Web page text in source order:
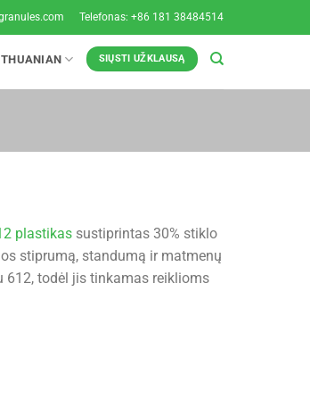
Telefonas: +86 181 38484514
SIŲSTI UŽKLAUSĄ
plastikas sustiprintas 30% stiklo
stiprumą, standumą ir matmenų
todėl jis tinkamas reiklioms